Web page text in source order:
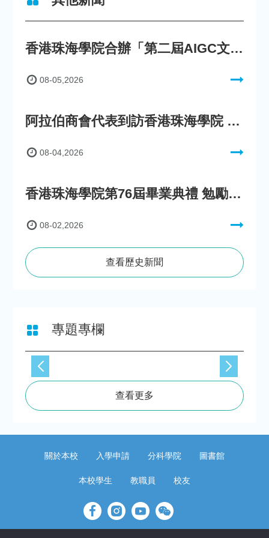
香港珠海學院合辦「第二屆AIGC文化數字內容創作比賽」
08-05,2026
阿拉伯商會代表到訪香港珠海學院 參與「一帶一路」政策圓桌會議
08-04,2026
香港珠海學院第76屆畢業典禮 勉勵畢業生迎向AI新時代
08-02,2026
查看歷史新聞
專題專欄
查看更多
關於本校 入學申請 分科學院 圖書館
本校學生 教職員 校友